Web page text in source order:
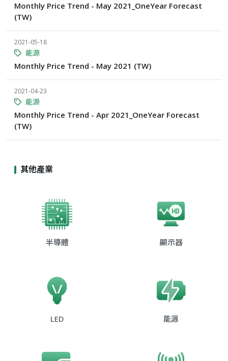
Monthly Price Trend - May 2021_OneYear Forecast
(TW)
2021-05-18
能源
Monthly Price Trend - May 2021 (TW)
2021-04-23
能源
Monthly Price Trend - Apr 2021_OneYear Forecast
(TW)
其他產業
半導體 顯示器
LED 能源